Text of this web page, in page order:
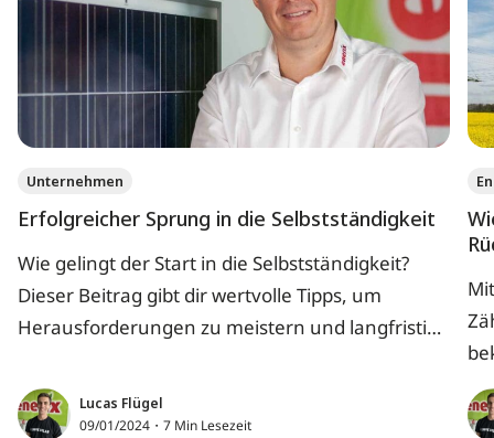
Unternehmen
Erfolgreicher Sprung in die Selbstständigkeit
Wie gelingt der Start in die Selbstständigkeit?
Dieser Beitrag gibt dir wertvolle Tipps, um
Herausforderungen zu meistern und langfristig
Lucas Flügel
09/01/2024・7 Min Lesezeit